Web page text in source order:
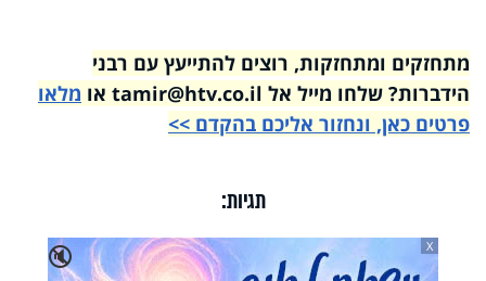
מתחזקים ומתחזקות, רוצים להתייעץ עם רבני
הידברות? שלחו מייל אל tamir@htv.co.il או
מלאו
פרטים כאן, ונחזור אליכם בהקדם >>
תגיות:
🔇
X